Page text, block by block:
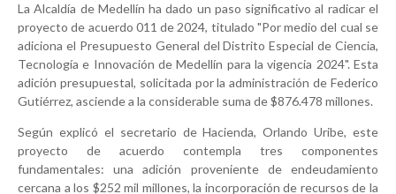
La Alcaldía de Medellín ha dado un paso significativo al radicar el
proyecto de acuerdo 011 de 2024, titulado "Por medio del cual se
adiciona el Presupuesto General del Distrito Especial de Ciencia,
Tecnología e Innovación de Medellín para la vigencia 2024". Esta
adición presupuestal, solicitada por la administración de Federico
Gutiérrez, asciende a la considerable suma de $876.478 millones.
Según explicó el secretario de Hacienda, Orlando Uribe, este
proyecto de acuerdo contempla tres componentes
fundamentales: una adición proveniente de endeudamiento
cercana a los $252 mil millones, la incorporación de recursos de la